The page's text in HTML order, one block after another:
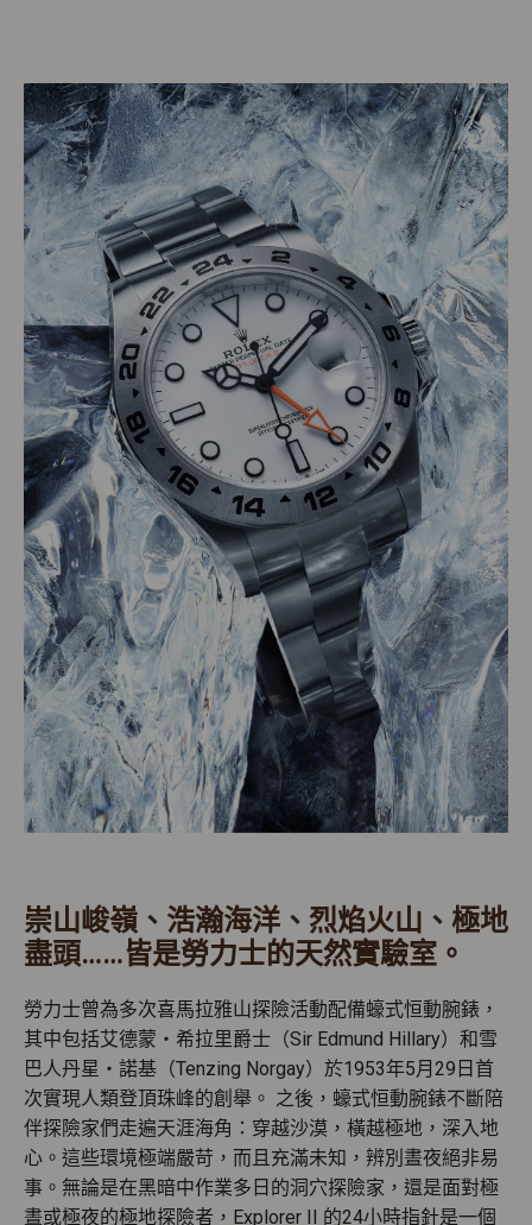
崇山峻嶺、浩瀚海洋、烈焰火山、極地
盡頭……皆是勞力士的天然實驗室。
勞力士曾為多次喜馬拉雅山探險活動配備蠔式恒動腕錶，
其中包括艾德蒙・希拉里爵士（Sir Edmund Hillary）和雪
巴人丹星・諾基（Tenzing Norgay）於1953年5月29日首
次實現人類登頂珠峰的創舉。 之後，蠔式恒動腕錶不斷陪
伴探險家們走遍天涯海角：穿越沙漠，橫越極地，深入地
心。這些環境極端嚴苛，而且充滿未知，辨別晝夜絕非易
事。無論是在黑暗中作業多日的洞穴探險家，還是面對極
晝或極夜的極地探險者，Explorer II 的24小時指針是一個